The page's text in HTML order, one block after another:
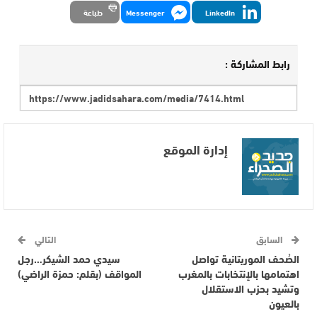
LinkedIn
Messenger طباعة
رابط المشاركة :
إدارة الموقع
السابق
الصُحف الموريتانية تواصل
اهتمامها بالإنتخابات بالمغرب
وتشيد بحزب الاستقلال
بالعيون
التالي
سيدي حمد الشيكر…رجل
المواقف (بقلم: حمزة الراضي)